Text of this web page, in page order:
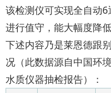
该检测仪可实现全自动
进行值守，能大幅度降低
下述内容乃是莱恩德跟
况（此数据源自中国环
水质仪器抽检报告）：